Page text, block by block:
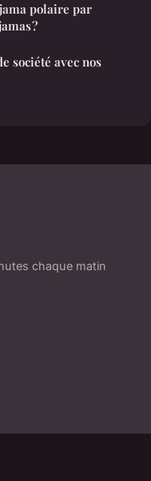
polaire par
?
société avec nos
chaque matin